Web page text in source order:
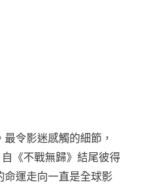
令影迷感觸的細節，
《不戰無歸》結尾彼得
運走向一直是全球影